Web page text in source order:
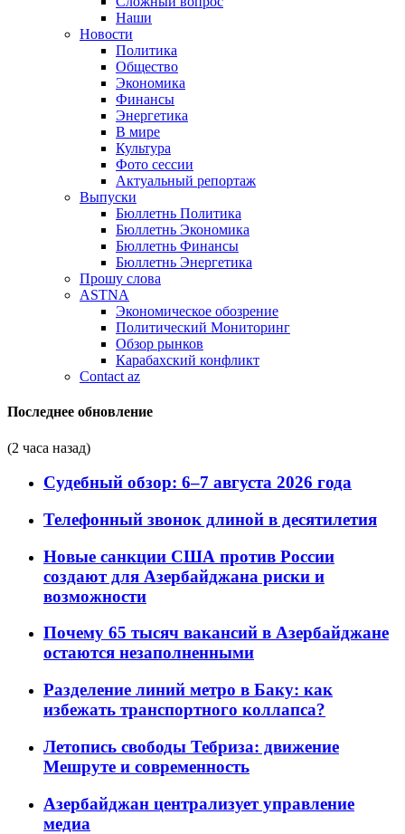
Наши
Новости
Политика
Общество
Экономика
Финансы
Энергетика
В мире
Культура
Фото сессии
Актуальный репортаж
Выпуски
Бюллетнь Политика
Бюллетнь Экономика
Бюллетнь Финансы
Бюллетнь Энергетика
Прошу слова
ASTNA
Экономическое обозрение
Политический Мониторинг
Обзор рынков
Карабахский конфликт
Contact az
Последнее обновление
(2 часа назад)
Судебный обзор: 6–7 августа 2026 года
Телефонный звонок длиной в десятилетия
Новые санкции США против России
создают для Азербайджана риски и
возможности
Почему 65 тысяч вакансий в Азербайджане
остаются незаполненными
Разделение линий метро в Баку: как
избежать транспортного коллапса?
Летопись свободы Тебриза: движение
Мешруте и современность
Азербайджан централизует управление
медиа